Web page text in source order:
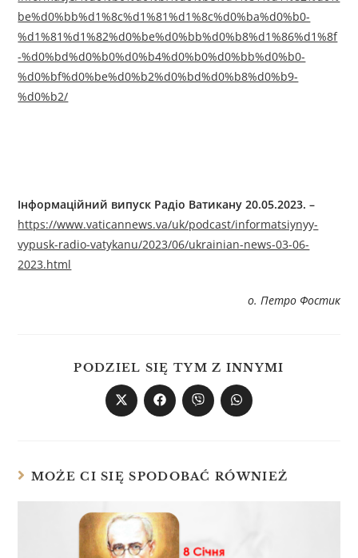
be%d0%bb%d1%8c%d1%81%d1%8c%d0%ba%d0%b0-
%d1%81%d1%82%d0%be%d0%bb%d0%b8%d1%86%d1%8f
-%d0%bd%d0%b0%d0%b4%d0%b0%d0%bb%d0%b0-
%d0%bf%d0%be%d0%b2%d0%bd%d0%b8%d0%b9-
%d0%b2/
Інформаційний випуск Радіо Ватикану 20.05.2023. –
https://www.vaticannews.va/uk/podcast/informatsiynyy-
vypusk-radio-vatykanu/2023/06/ukrainian-news-03-06-
2023.html
о. Петро Фостик
PODZIEL SIĘ TYM Z INNYMI
MOŻE CI SIĘ SPODOBAĆ RÓWNIEŻ